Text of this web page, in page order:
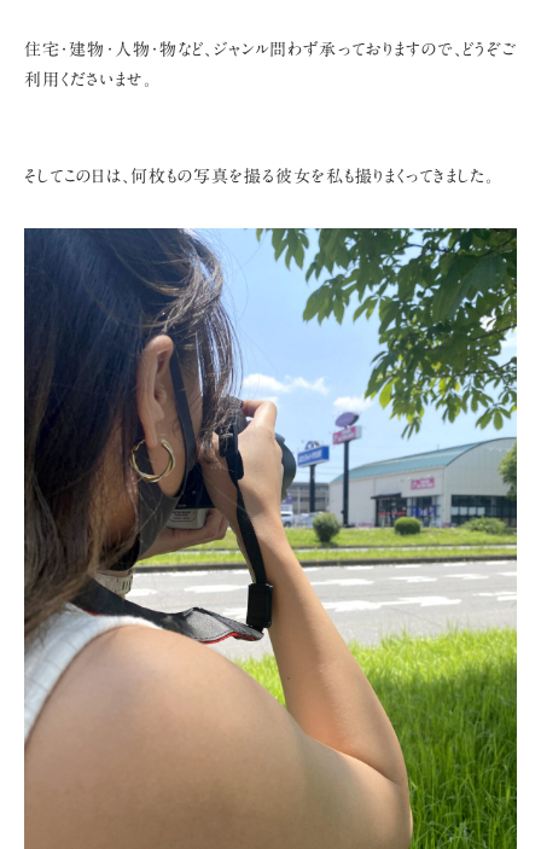
住宅・建物・人物・物など、ジャンル問わず承っておりますので、 どうぞご
利用くださいませ。
そしてこの日は、何枚もの写真を撮る彼女を私も撮りまくってきました。